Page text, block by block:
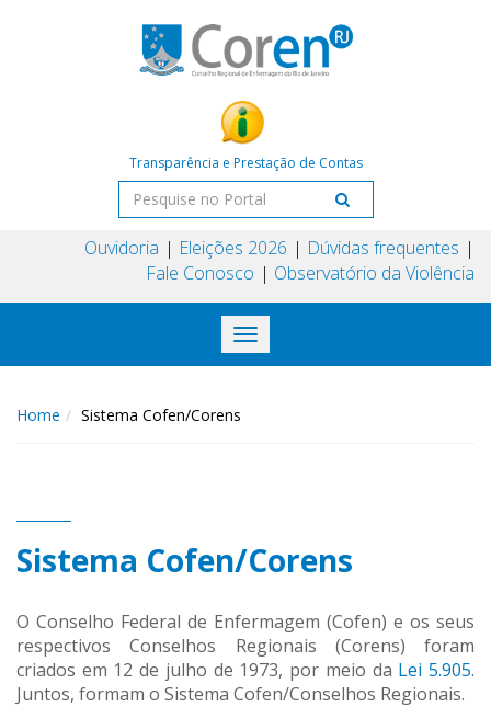
Transparência e Prestação de Contas
Ouvidoria Eleições 2026
Dúvidas frequentes
Fale Conosco
Observatório da Violência
Toggle
navigation
Home Sistema Cofen/Corens
Sistema Cofen/Corens
O Conselho Federal de Enfermagem (Cofen) e os seus
respectivos Conselhos Regionais (Corens) foram
criados em 12 de julho de 1973, por meio da Lei 5.905.
Juntos, formam o Sistema Cofen/Conselhos Regionais.